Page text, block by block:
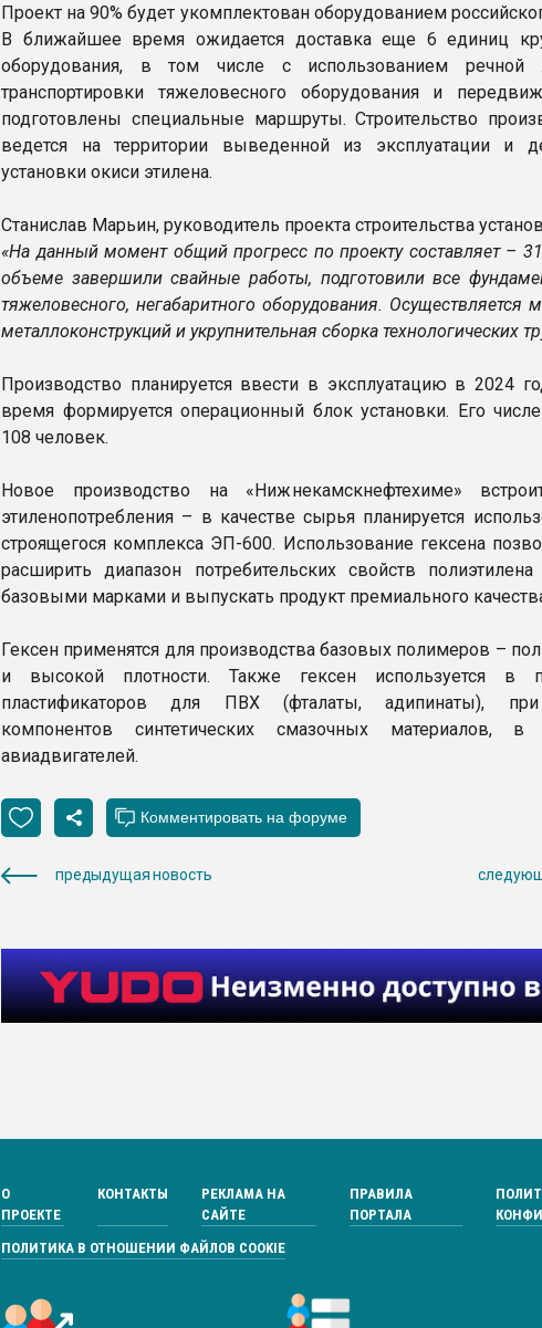
Проект на 90% будет укомплектован оборудованием
В ближайшее время ожидается доставка еще 6 единиц
оборудования, в том числе с использованием речной
транспортировки тяжеловесного оборудования и
подготовлены специальные маршруты. Строительство
ведется на территории выведенной из эксплуатации и
установки окиси этилена.
Станислав Марьин, руководитель проекта строительства
«На данный момент общий прогресс по проекту составляет –
объеме завершили свайные работы, подготовили все
тяжеловесного, негабаритного оборудования. Осуществляется
металлоконструкций и укрупнительная сборка технологических
Производство планируется ввести в эксплуатацию в 2024
время формируется операционный блок установки. Его
108 человек.
Новое производство на «Нижнекамскнефтехиме»
этиленопотребления – в качестве сырья планируется
строящегося комплекса ЭП-600. Использование гексена
расширить диапазон потребительских свойств
базовыми марками и выпускать продукт премиального
Гексен применятся для производства базовых полимеров –
и высокой плотности. Также гексен используется в
пластификаторов для ПВХ (фталаты, адипинаты), при
компонентов синтетических смазочных материалов, в
авиадвигателей.
предыдущая новость
О
ПРОЕКТЕ
КОНТАКТЫ
РЕКЛАМА НА
САЙТЕ
ПРАВИЛА
ПОРТАЛА
ПОЛИТИКА В ОТНОШЕНИИ ФАЙЛОВ COOKIE